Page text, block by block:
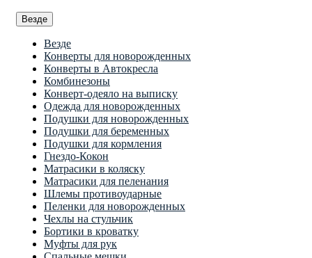
Везде
Везде
Конверты для новорожденных
Конверты в Автокресла
Комбинезоны
Конверт-одеяло на выписку
Одежда для новорожденных
Подушки для новорожденных
Подушки для беременных
Подушки для кормления
Гнездо-Кокон
Матрасики в коляску
Матрасики для пеленания
Шлемы противоударные
Пеленки для новорожденных
Чехлы на стульчик
Бортики в кроватку
Муфты для рук